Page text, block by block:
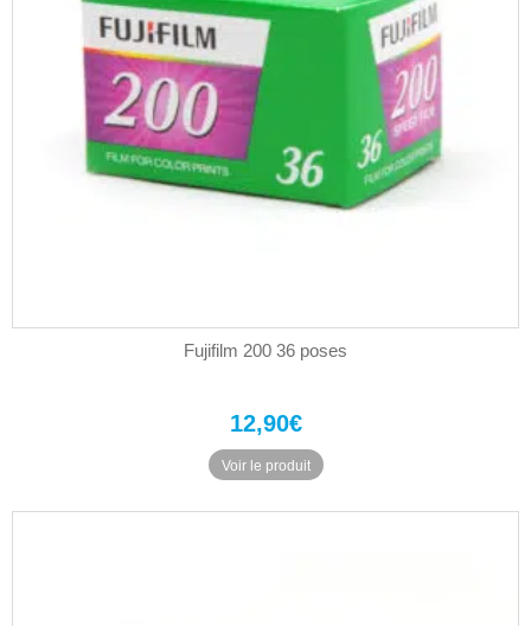
Fujifilm 200 36 poses
12,90€
Voir le produit